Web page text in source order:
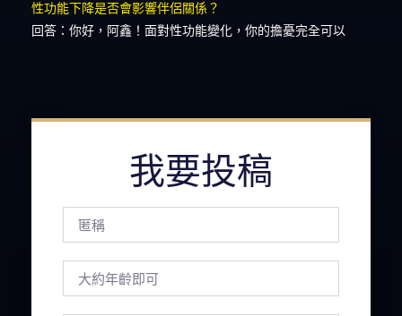
性功能下降是否會影響伴侶關係？
回答：你好，阿鑫！面對性功能變化，你的擔憂完全可以
我要投稿